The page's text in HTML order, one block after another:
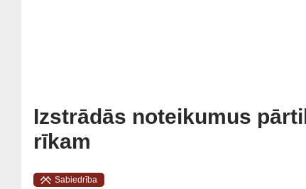
Izstrādās noteikumus
rīkam
Sabiedrība